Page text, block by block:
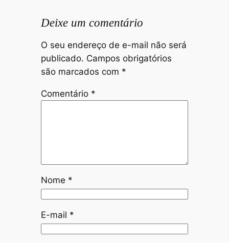
Deixe um comentário
O seu endereço de e-mail não será
publicado. Campos obrigatórios
são marcados com *
Comentário *
Nome *
E-mail *